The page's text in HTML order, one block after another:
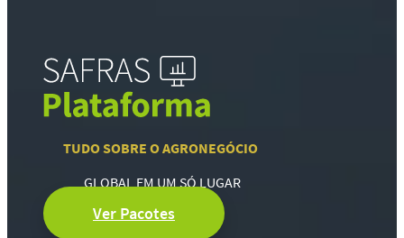
TUDO SOBRE O AGRONEGÓCIO
GLOBAL EM UM SÓ LUGAR
Ver Pacotes